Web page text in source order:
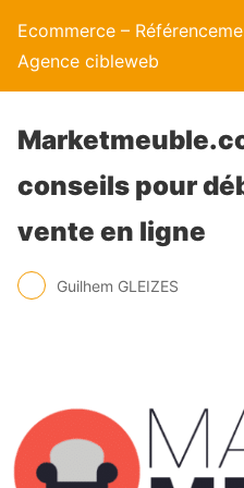
Ecommerce –
Agence cibleweb
conseils pour
vente en ligne
Guilhem GLEIZES